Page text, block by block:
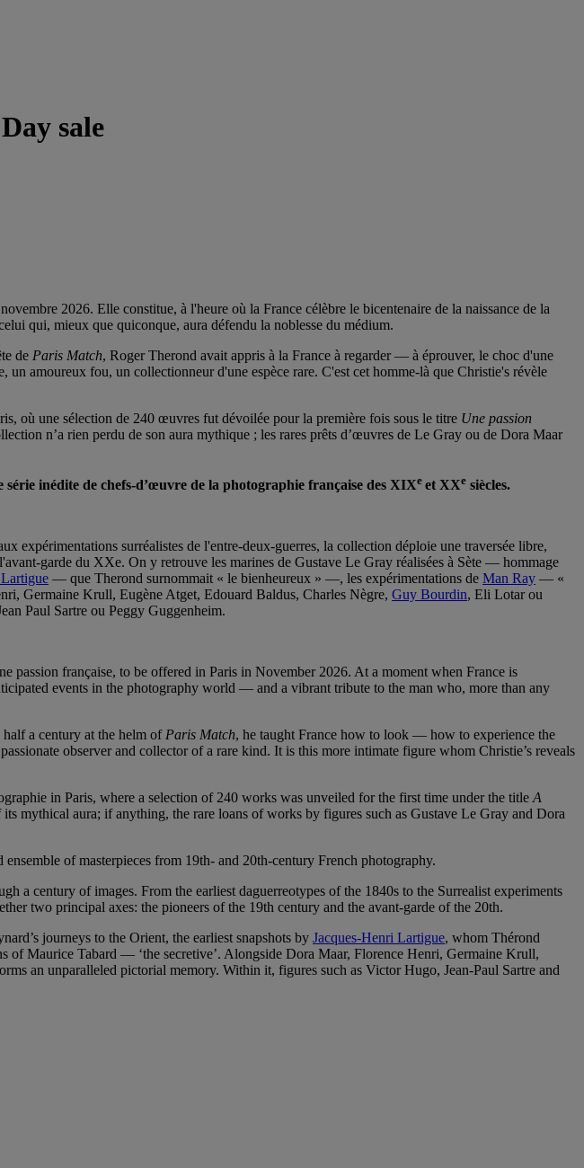
sale
2026. Elle constitue, à l'heure où la France célèbre le bicentenaire de la naissance de la
qui, mieux que quiconque, aura défendu la noblesse du médium.
de Paris Match, Roger Therond avait appris à la France à regarder — à éprouver, le choc d'une
amoureux fou, un collectionneur d'une espèce rare. C'est cet homme-là que Christie's révèle
où une sélection de 240 œuvres fut dévoilée pour la première fois sous le titre Une passion
n’a rien perdu de son aura mythique ; les rares prêts d’œuvres de Le Gray ou de Dora Maar
série inédite de chefs-d’œuvre de la photographie française des XIXe et XXe siècles.
expérimentations surréalistes de l'entre-deux-guerres, la collection déploie une traversée libre,
garde du XXe. On y retrouve les marines de Gustave Le Gray réalisées à Sète — hommage
— que Therond surnommait « le bienheureux » —, les expérimentations de Man Ray — «
Germaine Krull, Eugène Atget, Edouard Baldus, Charles Nègre, Guy Bourdin, Eli Lotar ou
Paul Sartre ou Peggy Guggenheim.
passion française, to be offered in Paris in November 2026. At a moment when France is
events in the photography world — and a vibrant tribute to the man who, more than any
a century at the helm of Paris Match, he taught France how to look — how to experience the
observer and collector of a rare kind. It is this more intimate figure whom Christie’s reveals
in Paris, where a selection of 240 works was unveiled for the first time under the title A
mythical aura; if anything, the rare loans of works by figures such as Gustave Le Gray and Dora
of masterpieces from 19th‑ and 20th‑century French photography.
a century of images. From the earliest daguerreotypes of the 1840s to the Surrealist experiments
two principal axes: the pioneers of the 19th century and the avant-garde of the 20th.
journeys to the Orient, the earliest snapshots by Jacques‑Henri Lartigue, whom Thérond
of Maurice Tabard — ‘the secretive’. Alongside Dora Maar, Florence Henri, Germaine Krull,
an unparalleled pictorial memory. Within it, figures such as Victor Hugo, Jean‑Paul Sartre and